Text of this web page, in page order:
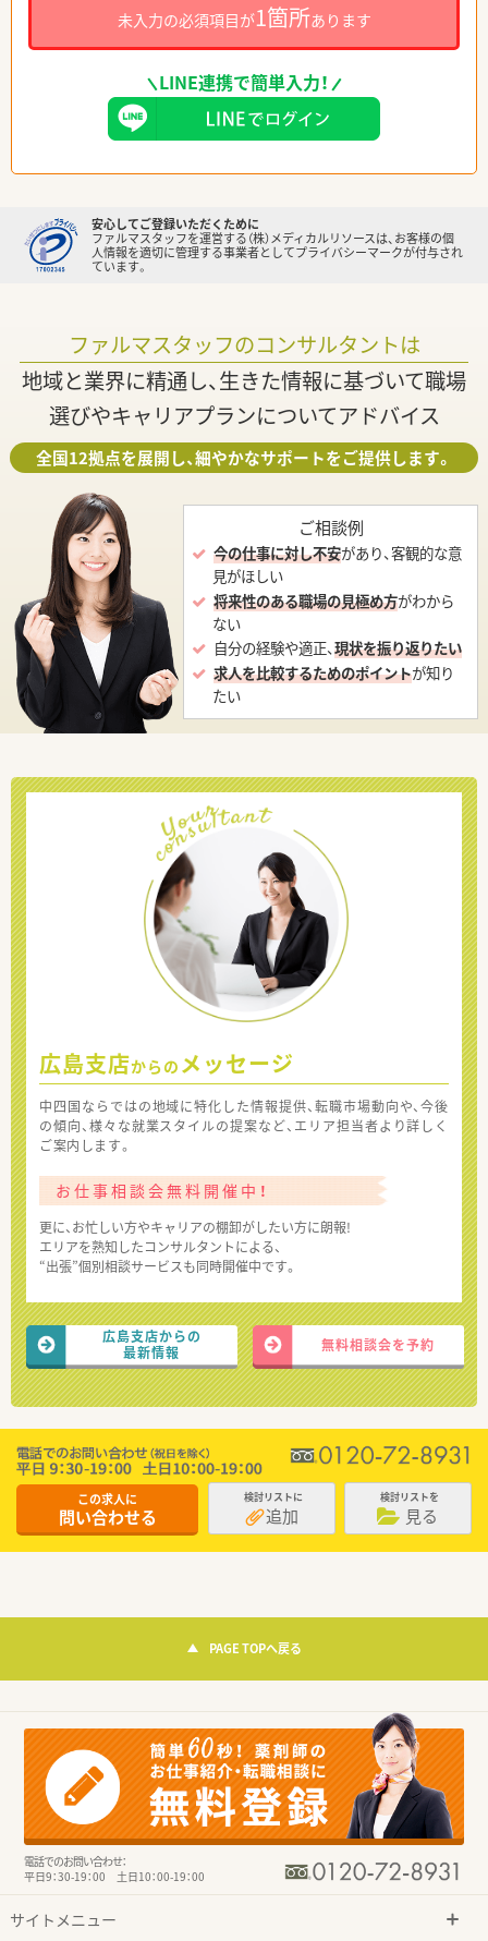
未入力の必須項目が1箇所あります
LINE連携で簡単入力！
安心してご登録いただくために
ファルマスタッフを運営する（株）メディカルリソースは、お客様の個
人情報を適切に管理する事業者としてプライバシーマークが付与され
ています。
ファルマスタッフのコンサルタントは
地域と業界に精通し、生きた情報に基づいて職場
選びやキャリアプランについてアドバイス
全国12拠点を展開し、細やかなサポートをご提供します。
ご相談例
今の仕事に対し不安があり、客観的な意
見がほしい
将来性のある職場の見極め方がわから
ない
自分の経験や適正、現状を振り返りたい
求人を比較するためのポイントが知り
たい
広島支店からの メッセージ
中四国ならではの地域に特化した情報提供、転職市場動向や、今後
の傾向、様々な就業スタイルの提案など、エリア担当者より詳しく
ご案内します。
お仕事相談会無料開催中！
更に、お忙しい方やキャリアの棚卸がしたい方に朗報!
エリアを熟知したコンサルタントによる、
“出張”個別相談サービスも同時開催中です。
広島支店からの
最新情報
無料相談会を予約
この求人に
問い合わせる
検討リストに
追加
検討リストを
見る
PAGE TOPへ戻る
電話でのお問い合わせ：
平日9：30-19：00 土日10：00-19：00
サイトメニュー